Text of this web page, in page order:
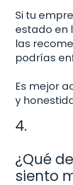
Si tu
estado en
las
podrías
Es mejor
y
4.
¿Qué
siento